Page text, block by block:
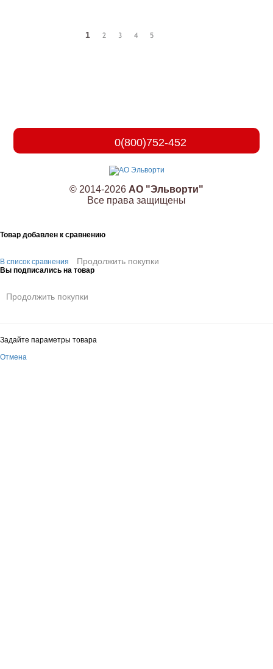
1 2 3 4 5
0(800)752-452
© 2014-2026 АО "Эльворти"
Все права защищены
Товар добавлен к сравнению
В список сравнения Продолжить покупки
Вы подписались на товар
Продолжить покупки
Задайте параметры товара
Отмена